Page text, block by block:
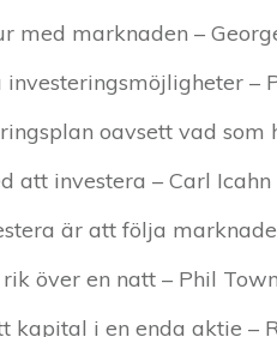
med marknaden –
–
oavsett vad som
att investera – Carl Icahn
är att följa
över en natt – Phil
kapital i en enda aktie –